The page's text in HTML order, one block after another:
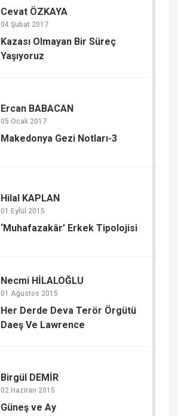
Cevat ÖZKAYA
04 Şubat 2017
Kazası Olmayan Bir Süreç
Yaşıyoruz
Ercan BABACAN
05 Ocak 2017
Makedonya Gezi Notları-3
Hilal KAPLAN
01 Eylül 2015
‘Muhafazakâr’ Erkek Tipolojisi
Necmi HİLALOĞLU
01 Ağustos 2015
Her Derde Deva Terör Örgütü
Daeş Ve Lawrence
Birgül DEMİR
02 Haziran 2015
Güneş ve Ay